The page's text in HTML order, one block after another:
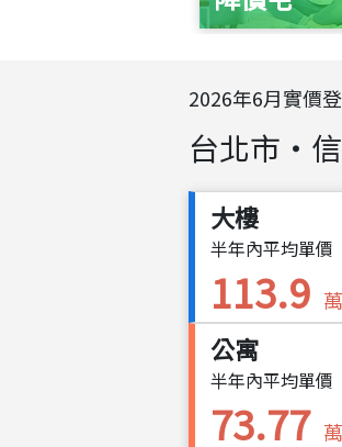
2026年6月實價
台北市 ・
大樓
半年內平均單價
113.9
公寓
半年內平均單價
73.77